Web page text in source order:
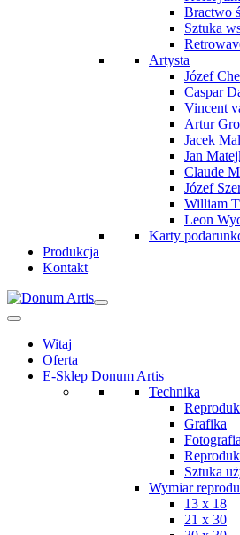
Bractwo
Sztuka
Artysta
Józef
Caspar
Vincent
Artur
Jacek
Jan
Claude
Józef
William
Leon
Karty
Produkcja
Kontakt
Witaj
Oferta
E-Sklep Donum Artis
Technika
Grafika
Fotografia
Sztuka
Wymiar
13 x 18
21 x 30